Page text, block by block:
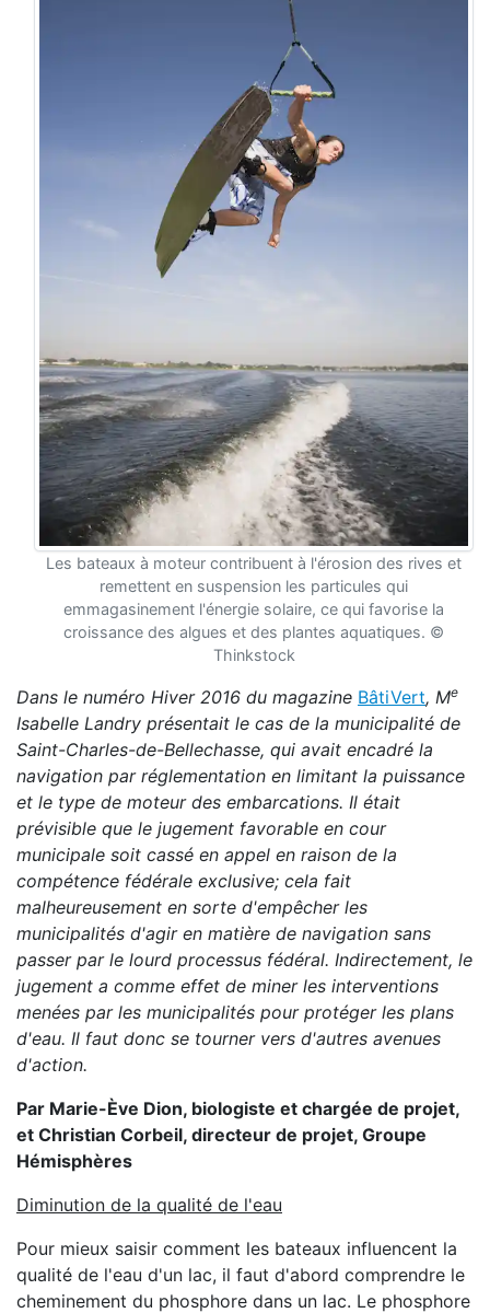
Les bateaux à moteur contribuent à l'érosion des rives et
remettent en suspension les particules qui
emmagasinement l'énergie solaire, ce qui favorise la
croissance des algues et des plantes aquatiques. ©
Thinkstock
Dans le numéro Hiver 2016 du magazine BâtiVert, Me
Isabelle Landry présentait le cas de la municipalité de
Saint-Charles-de-Bellechasse, qui avait encadré la
navigation par réglementation en limitant la puissance
et le type de moteur des embarcations. Il était
prévisible que le jugement favorable en cour
municipale soit cassé en appel en raison de la
compétence fédérale exclusive; cela fait
malheureusement en sorte d'empêcher les
municipalités d'agir en matière de navigation sans
passer par le lourd processus fédéral. Indirectement, le
jugement a comme effet de miner les interventions
menées par les municipalités pour protéger les plans
d'eau. Il faut donc se tourner vers d'autres avenues
d'action.
Par Marie-Ève Dion, biologiste et chargée de projet,
et Christian Corbeil, directeur de projet, Groupe
Hémisphères
Diminution de la qualité de l'eau
Pour mieux saisir comment les bateaux influencent la
qualité de l'eau d'un lac, il faut d'abord comprendre le
cheminement du phosphore dans un lac. Le phosphore